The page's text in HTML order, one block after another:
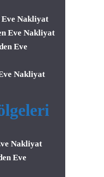
Eve Nakliyat
Eve Nakliyat
Eve
Nakliyat
Nakliyat
Eve